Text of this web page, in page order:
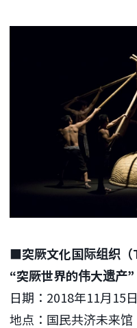
■突厥文化国际组织
“突厥世界的伟大遗产”
日期：2018年11月15
地点：国民共济未来馆